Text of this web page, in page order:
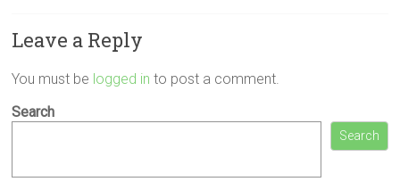
Leave a Reply
You must be logged in to post a comment.
Search
Search